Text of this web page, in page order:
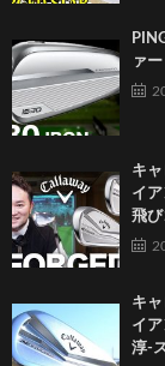
ァ
キ
イ
飛び
キ
イ
淳-